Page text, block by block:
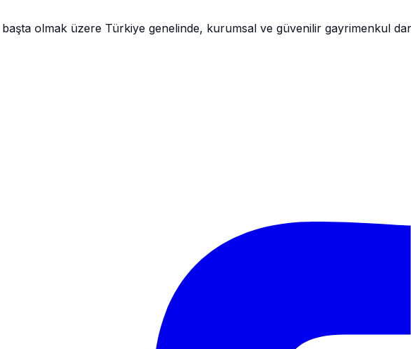
olmak üzere Türkiye genelinde, kurumsal ve güvenilir gayrimenkul